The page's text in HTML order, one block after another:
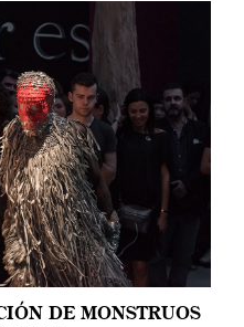
DE MONSTRUOS